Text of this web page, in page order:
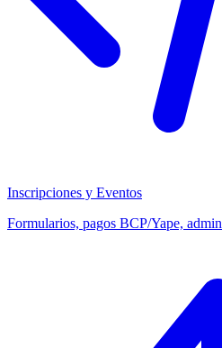
Inscripciones y Eventos
Formularios, pagos BCP/Yape, admin